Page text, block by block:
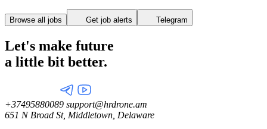
Browse all jobs Get job alerts Telegram
Let's make future
a little bit better.
+37495880089 support@hrdrone.am
651 N Broad St, Middletown, Delaware